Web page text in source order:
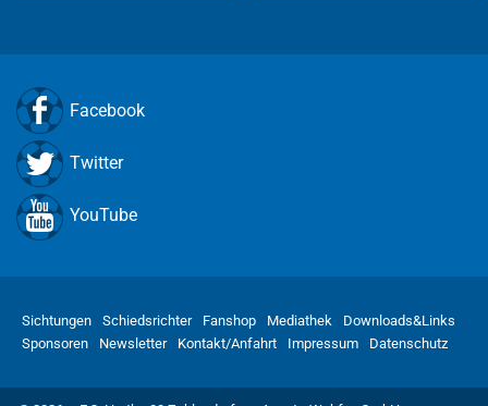
Facebook
Twitter
YouTube
Sichtungen Schiedsrichter Fanshop Mediathek
Downloads&Links
Sponsoren
Newsletter Kontakt/Anfahrt Impressum Datenschutz